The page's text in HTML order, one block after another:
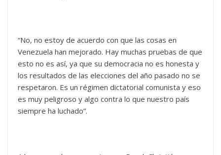
“No, no estoy de acuerdo con que las cosas en
Venezuela han mejorado. Hay muchas pruebas de que
esto no es así, ya que su democracia no es honesta y
los resultados de las elecciones del año pasado no se
respetaron. Es un régimen dictatorial comunista y eso
es muy peligroso y algo contra lo que nuestro país
siempre ha luchado”.